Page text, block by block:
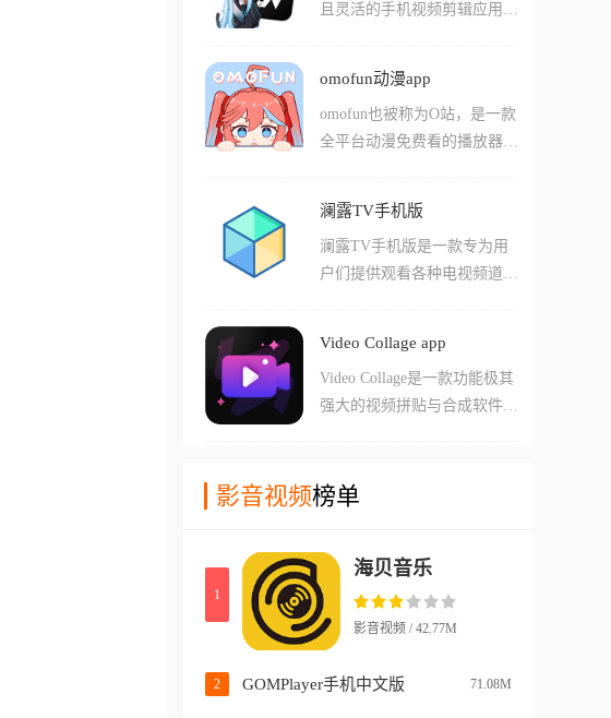
解决这个痛点，它去除了所有
看视频、发弹幕、看直播功
合现代审美的UI界面。
且灵活的手机视频剪辑应用，
大家对画质和特效的追求了，
NV MAX无论是专业级的关键
帧、复杂的曲线变速，还是让
帧，它都能轻松完成，不仅适
自媒体大咖制作特效视频的好
搭档。
omofun动漫app
omofun也被称为O站，是一款
全平台动漫免费看的播放器A
老番一应俱全。软件支持高清
多线路播放，每一集动漫都是
无删减版本，字幕翻译本土化
同好互动。支持将动漫投屏到
电视上，在大屏上享受超高清
澜露TV手机版
澜露TV手机版是一款专为用
户们提供观看各种电视频道节
看到这些节目，并且没有延时
等情况，而且都有着正版的版
权！在这款软件中能够看到的
回放和预告等实用功能，让您
Video Collage app
Video Collage是一款功能极其
强大的视频拼贴与合成软件，
的布局拼成一个完整短片，它
滤镜和趣味贴纸，让你的视频
瞬间变得有声有色。
影音视频榜单
1
海贝音乐
影音视频 / 42.77M
2 GOMPlayer手机中文版 71.08M